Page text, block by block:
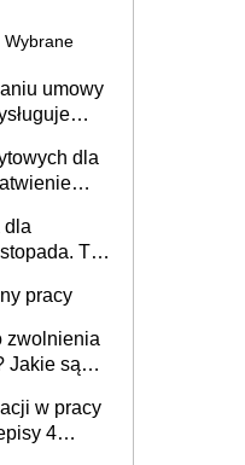
Wybrane
umowy
dla
dla
To
pracy
zwolnienia
Jakie są
w pracy
4